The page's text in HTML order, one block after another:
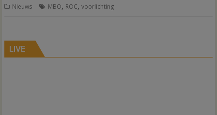
Nieuws MBO, ROC,voorlichting
LIVE